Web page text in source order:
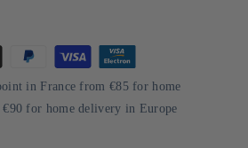
in France from €85 for home
for home delivery in Europe